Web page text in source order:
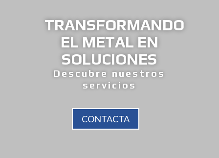
TRANSFORMANDO
EL METAL EN
SOLUCIONES
Descubre nuestros
servicios
CONTACTA